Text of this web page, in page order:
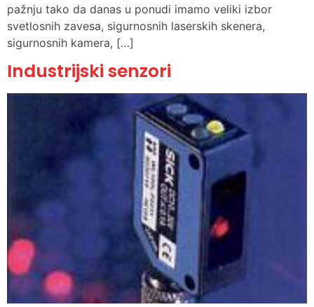
pažnju tako da danas u ponudi imamo veliki izbor
svetlosnih zavesa, sigurnosnih laserskih skenera,
sigurnosnih kamera, […]
Industrijski senzori